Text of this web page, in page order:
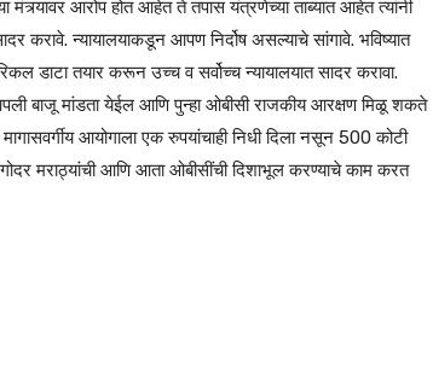
आरोप होत आहेत ते तपास यंत्रणेच्या ताब्यात आहेत त्यांनी
करावे. न्यायालयाकडून आपण निर्दोष असल्याचे सांगावे. भविष्यात
डाटा तयार करून उच्च व सर्वोच्च न्यायालयात सादर करावा.
बाजू मांडता येईल आणि पुन्हा ओबीसी राजकीय आरक्षण मिळू शकते
आयोगाला एक रुपयांचाही निधी दिला नसून 500 कोटी
मराठ्यांची आणि आता ओबीसींची दिशाभूल करण्याचे काम करत